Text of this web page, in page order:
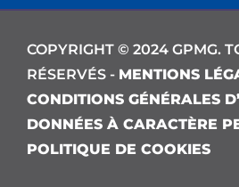
COPYRIGHT © 2024 GPMG.
RÉSERVÉS - MENTIONS
CONDITIONS GÉNÉRALES
DONNÉES À CARACTÈRE
POLITIQUE DE COOKIES